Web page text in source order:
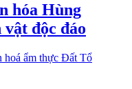
hóa Hùng
độc đáo